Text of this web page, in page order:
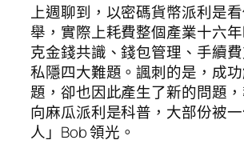
上週聊到，以密碼貨幣派利是
舉，實際上耗費整個產業十六
克金錢共識、錢包管理、手續
私隱四大難題。諷刺的是，成
題，卻也因此產生了新的問題
向麻瓜派利是科普，大部份被
人」Bob 領光。